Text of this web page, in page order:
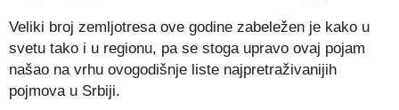
Veliki broj zemljotresa ove godine zabeležen je kako u
svetu tako i u regionu, pa se stoga upravo ovaj pojam
našao na vrhu ovogodišnje liste najpretraživanijih
pojmova u Srbiji.